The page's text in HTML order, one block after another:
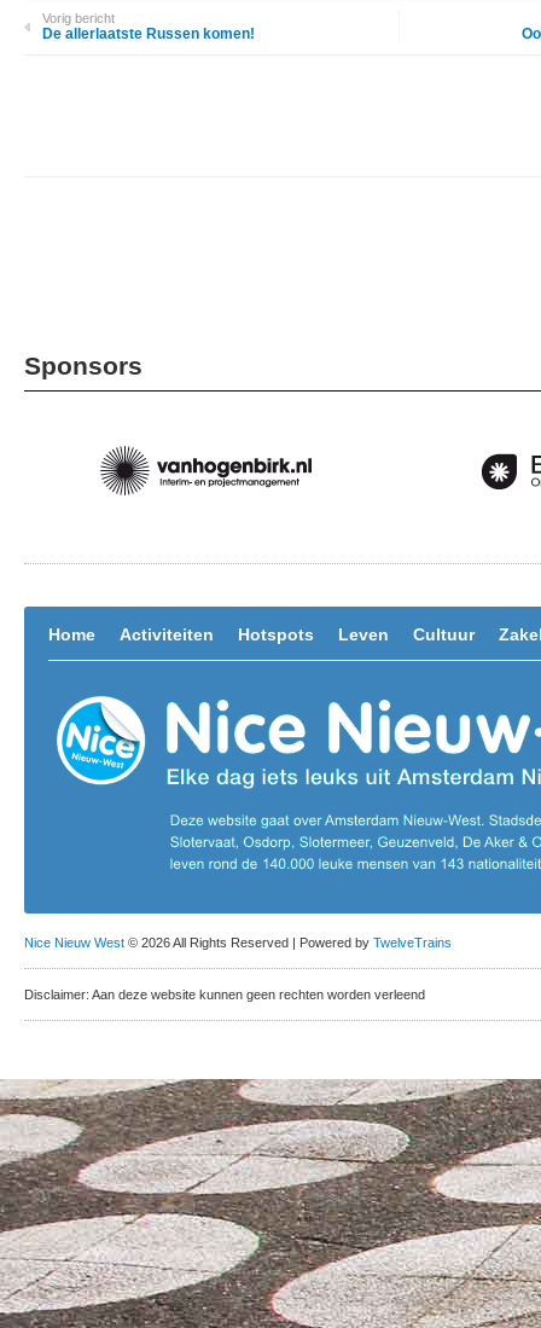
Vorig bericht
De allerlaatste Russen komen!
Sponsors
Home Activiteiten Hotspots Leven Cultuur
Nice Nieuw West © 2026 All Rights Reserved | Powered by TwelveTrains
Disclaimer: Aan deze website kunnen geen rechten worden verleend